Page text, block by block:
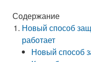
Содержание
Новый способ
работает
Новый способ